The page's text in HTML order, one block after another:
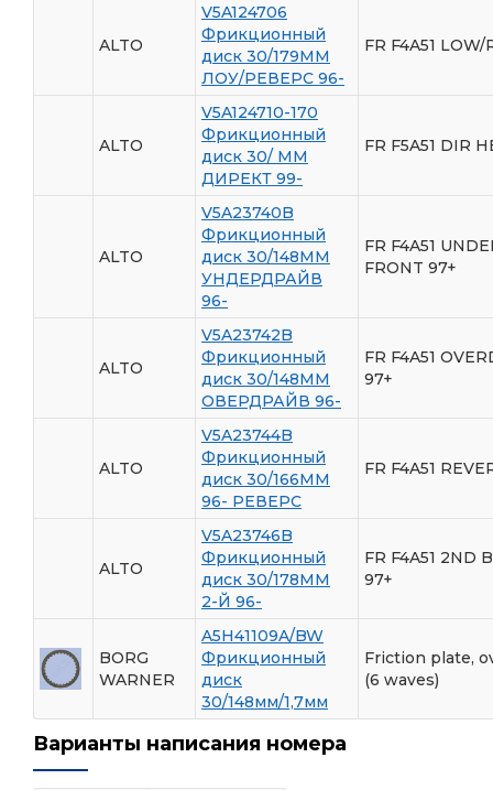
ALTO
V5A124706
Фрикционный
диск 30/179ММ
ЛОУ/РЕВЕРС 96-
FR F4A51 LOW/
ALTO
V5A124710-170
Фрикционный
диск 30/ ММ
ДИРЕКТ 99-
FR F5A51 DIR
ALTO
V5A23740B
Фрикционный
диск 30/148ММ
УНДЕРДРАЙВ
96-
FR F4A51
FRONT 97+
ALTO
V5A23742B
Фрикционный
диск 30/148ММ
ОВЕРДРАЙВ 96-
FR F4A51
97+
ALTO
V5A23744B
Фрикционный
диск 30/166ММ
96- РЕВЕРС
FR F4A51
ALTO
V5A23746B
Фрикционный
диск 30/178ММ
2-Й 96-
FR F4A51 2ND
97+
BORG
WARNER
A5H41109A/BW
Фрикционный
диск
30/148мм/1,7мм
Friction plate,
(6 waves)
Варианты написания номера